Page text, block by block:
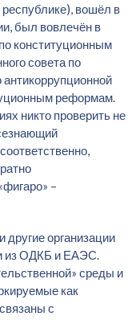
вошёл в
был вовлечён в
конституционным
совета по
реформам.
никто проверить не
–
другие организации
из ОДКБ и ЕАЭС.
среды и
как
с